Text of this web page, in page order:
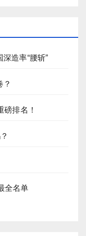
造率“腰斩”
？
排名！
全名单